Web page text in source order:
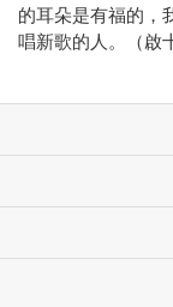
的耳朵是有福的，
唱新歌的人。（啟